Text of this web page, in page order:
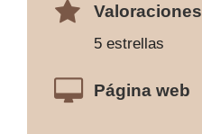
Valoraciones
5 estrellas
Página web